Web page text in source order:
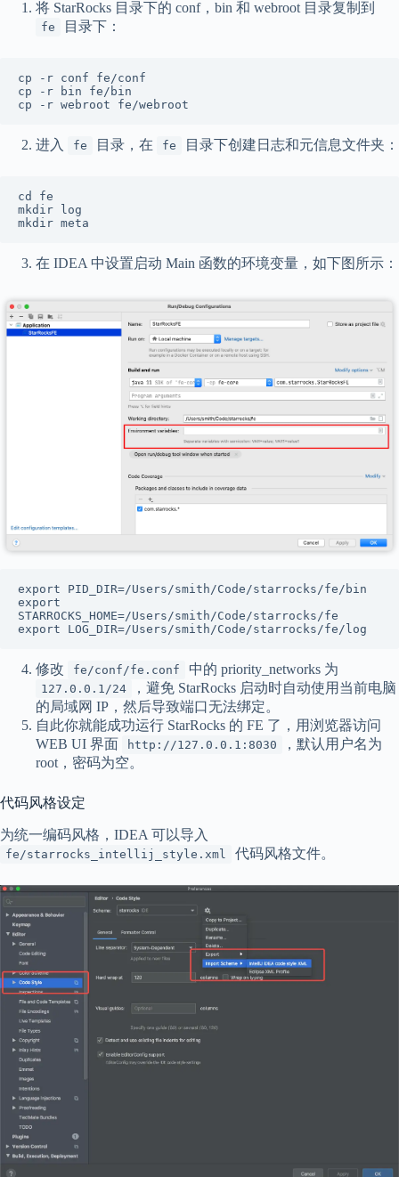
将 StarRocks 目录下的 conf，bin 和 webroot 目录复制到
fe 目录下：
cp -r conf fe/conf
cp -r bin fe/bin
cp -r webroot fe/webroot
进入 fe 目录，在 fe 目录下创建日志和元信息文件夹：
cd fe
mkdir log
mkdir meta
在 IDEA 中设置启动 Main 函数的环境变量，如下图所示：
export PID_DIR=/Users/smith/Code/starrocks/fe/bin
export
STARROCKS_HOME=/Users/smith/Code/starrocks/fe
export LOG_DIR=/Users/smith/Code/starrocks/fe/log
修改 fe/conf/fe.conf 中的 priority_networks 为
127.0.0.1/24
，避免 StarRocks 启动时自动使用当前电脑
的局域网 IP，然后导致端口无法绑定。
自此你就能成功运行 StarRocks 的 FE 了，用浏览器访问
WEB UI 界面
http://127.0.0.1:8030
，默认用户名为
root，密码为空。
代码风格设定
为统一编码风格，IDEA 可以导入
fe/starrocks_intellij_style.xml 代码风格文件。